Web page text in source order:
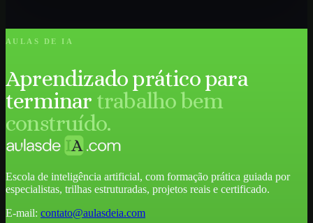
AULAS DE IA
Aprendizado prático para
terminar trabalho bem
construído.
Escola de inteligência artificial, com formação prática guiada por
especialistas, trilhas estruturadas, projetos reais e certificado.
E-mail: contato@aulasdeia.com